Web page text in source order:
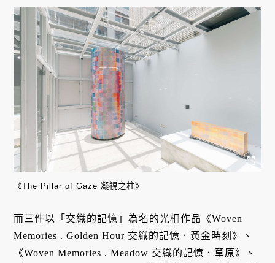
《The Pillar of Gaze 凝視之柱》
而三件以「交織的記憶」為名的光柵作品《Woven
Memories . Golden Hour 交織的記憶．黃金時刻》、
《Woven Memories . Meadow 交織的記憶．草原》、